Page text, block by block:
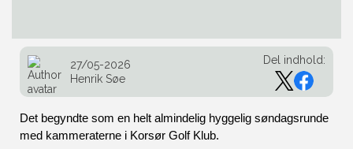
27/05-2026
Henrik Søe
Del indhold:
Det begyndte som en helt almindelig hyggelig søndagsrunde
med kammeraterne i Korsør Golf Klub.